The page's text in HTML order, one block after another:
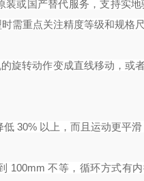
或国产替代服务，支持实
需重点关注精度等级和规格尺
旋转动作变成直线移动，或
30% 以上，而且运动更平滑
100mm 不等，循环方式有